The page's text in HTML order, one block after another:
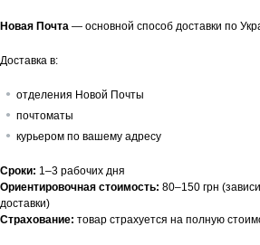
Новая Почта — основной способ доставки по
Доставка в:
отделения Новой Почты
почтоматы
курьером по вашему адресу
Сроки: 1–3 рабочих дня
Ориентировочная стоимость: 80–150 грн
доставки)
Страхование: товар страхуется на полную